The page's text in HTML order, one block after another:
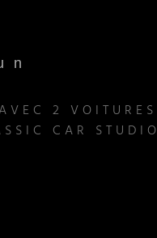
2 VOITURES
CAR STUDIO